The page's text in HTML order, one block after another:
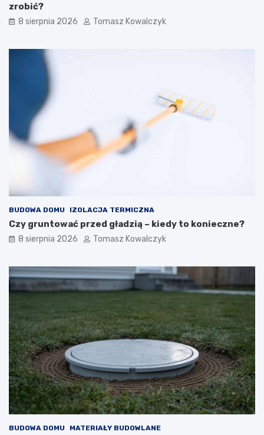
t
r
y
zrobić?
8 sierpnia 2026 Tomasz Kowalczyk
BUDOWA DOMU IZOLACJA TERMICZNA
Czy gruntować przed gładzią – kiedy to konieczne?
8 sierpnia 2026 Tomasz Kowalczyk
BUDOWA DOMU MATERIAŁY BUDOWLANE